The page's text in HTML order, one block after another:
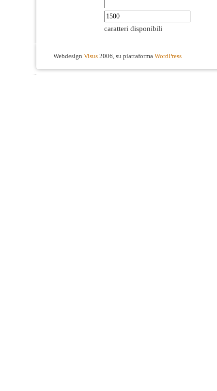
caratteri disponibili
Webdesign Visus 2006, su piattaforma WordPress